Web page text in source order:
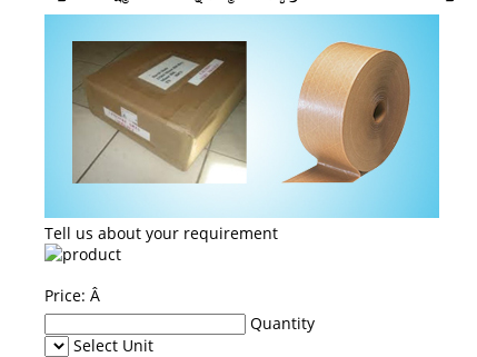
Tell us about your requirement
Price: Â
Quantity
Select Unit